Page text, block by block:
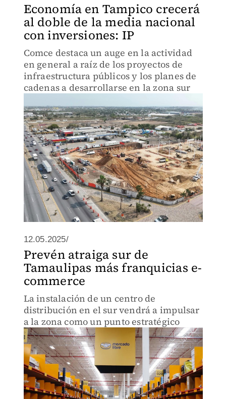
Economía en Tampico crecerá
al doble de la media nacional
con inversiones: IP
Comce destaca un auge en la actividad
en general a raíz de los proyectos de
infraestructura públicos y los planes de
cadenas a desarrollarse en la zona sur
12.05.2025/
Prevén atraiga sur de
Tamaulipas más franquicias e-
commerce
La instalación de un centro de
distribución en el sur vendrá a impulsar
a la zona como un punto estratégico